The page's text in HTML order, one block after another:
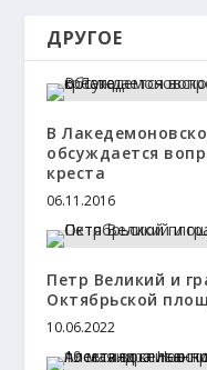
ДРУГОЕ
В
обсуждается
креста
06.11.2016
Петр Великий и
Октябрьской
10.06.2022